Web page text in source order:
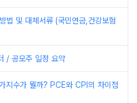
법 및 대체서류 (국민연금,건강보험
/ 공모주 일정 요약
지수가 뭘까? PCE와 CPI의 차이점